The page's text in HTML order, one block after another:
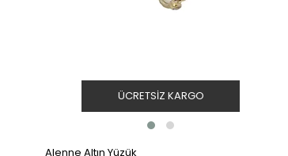
Alenne Altın Yüzük
ÜCRETSIZ KARGO